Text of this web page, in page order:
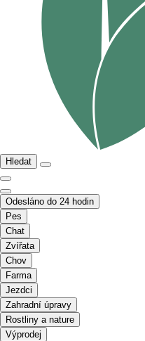
Hledat
Odesláno do 24 hodin
Pes
Chat
Zvířata
Chov
Farma
Jezdci
Zahradní úpravy
Rostliny a nature
Výprodej